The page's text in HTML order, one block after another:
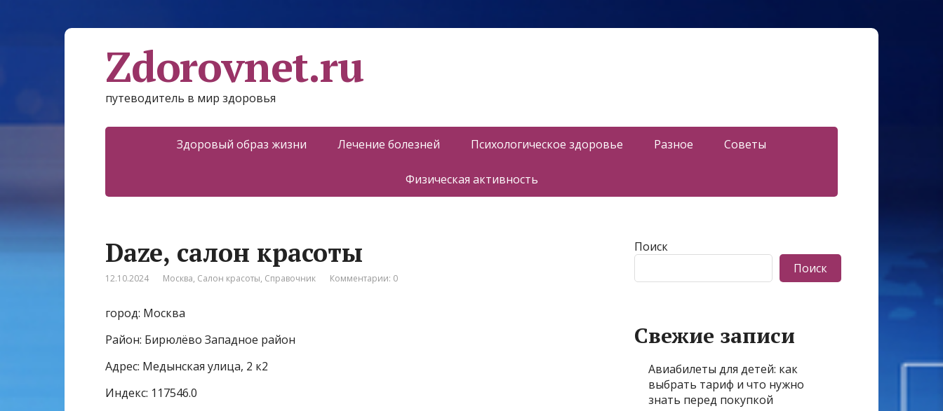
Zdorovnet.ru
путеводитель в мир здоровья
Здоровый образ жизни Лечение болезней Психологическое здоровье Разное Советы
Физическая активность
Daze, салон красоты
12.10.2024 Москва, Салон красоты, Справочник Комментарии: 0
город: Москва
Район: Бирюлёво Западное район
Адрес: Медынская улица, 2 к2
Индекс: 117546.0
Поиск
Поиск
Свежие записи
Авиабилеты для детей: как
выбрать тариф и что нужно
знать перед покупкой